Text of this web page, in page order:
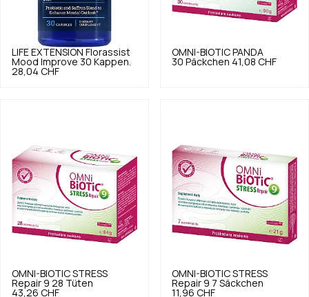
LIFE EXTENSION Florassist
Mood Improve 30 Kappen.
28,04 CHF
OMNI-BIOTIC PANDA
30 Päckchen 41,08 CHF
OMNI-BIOTIC STRESS
Repair 9 28 Tüten
43,26 CHF
OMNI-BIOTIC STRESS
Repair 9 7 Säckchen
11,96 CHF